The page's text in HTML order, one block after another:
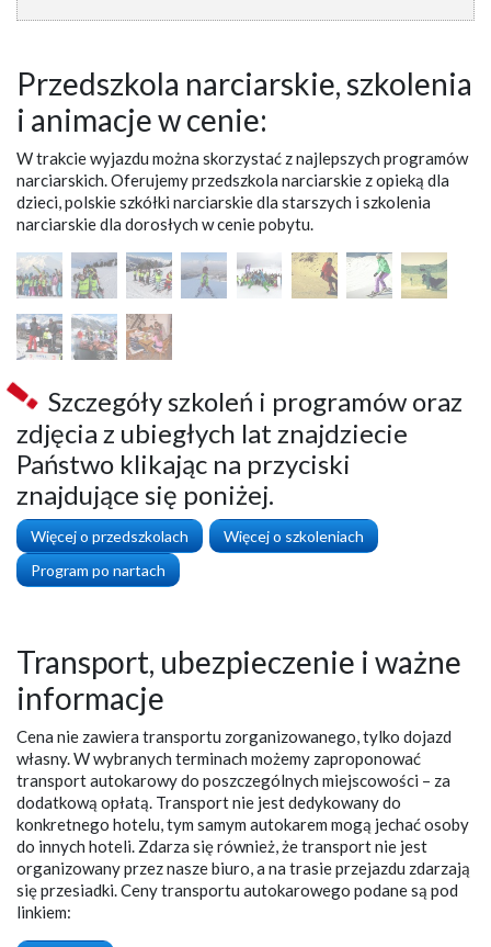
Przedszkola narciarskie, szkolenia
i animacje w cenie:
W trakcie wyjazdu można skorzystać z najlepszych programów
narciarskich. Oferujemy przedszkola narciarskie z opieką dla
dzieci, polskie szkółki narciarskie dla starszych i szkolenia
narciarskie dla dorosłych w cenie pobytu.
Szczegóły szkoleń i programów oraz
zdjęcia z ubiegłych lat znajdziecie
Państwo klikając na przyciski
znajdujące się poniżej.
Więcej o przedszkolach
Więcej o szkoleniach
Program po nartach
Transport, ubezpieczenie i ważne
informacje
Cena nie zawiera transportu zorganizowanego, tylko dojazd
własny. W wybranych terminach możemy zaproponować
transport autokarowy do poszczególnych miejscowości – za
dodatkową opłatą. Transport nie jest dedykowany do
konkretnego hotelu, tym samym autokarem mogą jechać osoby
do innych hoteli. Zdarza się również, że transport nie jest
organizowany przez nasze biuro, a na trasie przejazdu zdarzają
się przesiadki. Ceny transportu autokarowego podane są pod
linkiem: